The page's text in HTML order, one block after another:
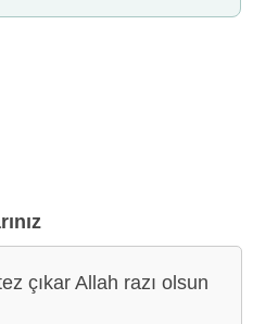
çıkar Allah razı olsun